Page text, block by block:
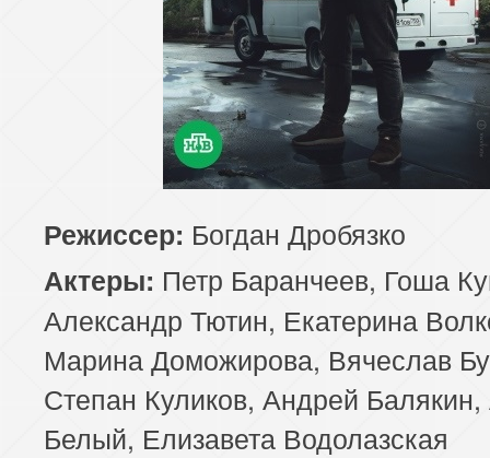
Режиссер: Богдан Дробязко
Актеры: Петр Баранчеев, Гоша
Александр Тютин, Екатерина
Марина Доможирова, Вячеслав
Степан Куликов, Андрей
Белый, Елизавета Водолазская